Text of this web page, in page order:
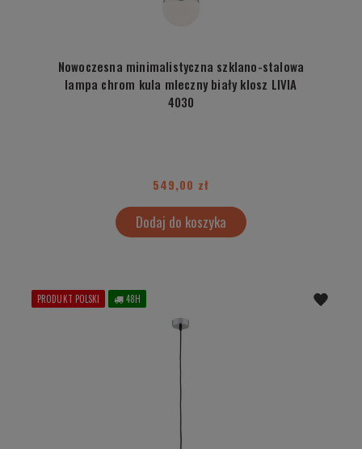
Nowoczesna minimalistyczna szklano-stalowa
lampa chrom kula mleczny biały klosz LIVIA
4030
549,00 zł
Dodaj do koszyka
PRODUKT POLSKI 48H